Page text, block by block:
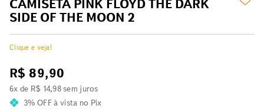
CAMISETA PINK FLOYD THE DARK
SIDE OF THE MOON 2
Clique e veja!
R$ 89,90
6x de R$ 14,98sem juros
3% OFFà vista no Pix